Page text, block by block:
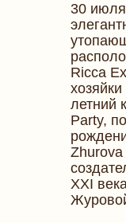
30
Ricca
летний
Party,
Zhurova
XXI